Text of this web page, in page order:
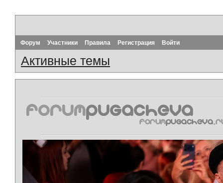
Форум Участники Правила Регистрация Войти
Активные темы